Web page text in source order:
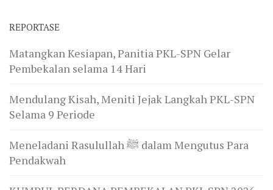
REPORTASE
Matangkan Kesiapan, Panitia PKL-SPN Gelar
Pembekalan selama 14 Hari
Mendulang Kisah, Meniti Jejak Langkah PKL-SPN
Selama 9 Periode
Meneladani Rasulullah ﷺ dalam Mengutus Para
Pendakwah